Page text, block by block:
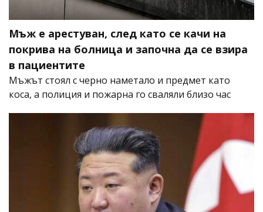
Мъж е арестуван, след като се качи на
покрива на болница и започна да се взира
в пациентите
Мъжът стоял с черно наметало и предмет като
коса, а полиция и пожарна го сваляли близо час